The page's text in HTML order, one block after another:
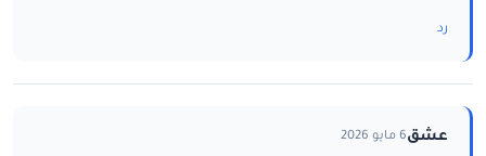
رد
عشق6 مايو 2026